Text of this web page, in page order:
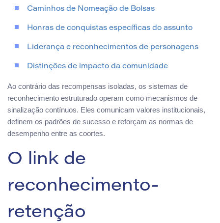
Caminhos de Nomeação de Bolsas
Honras de conquistas específicas do assunto
Liderança e reconhecimentos de personagens
Distinções de impacto da comunidade
Ao contrário das recompensas isoladas, os sistemas de
reconhecimento estruturado operam como mecanismos de
sinalização contínuos. Eles comunicam valores institucionais,
definem os padrões de sucesso e reforçam as normas de
desempenho entre as coortes.
O link de
reconhecimento-
retenção